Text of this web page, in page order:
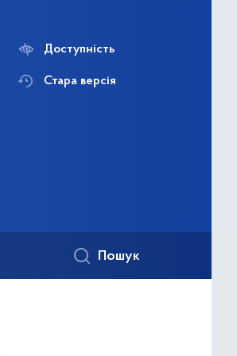
Доступність
Стара версія
Пошук